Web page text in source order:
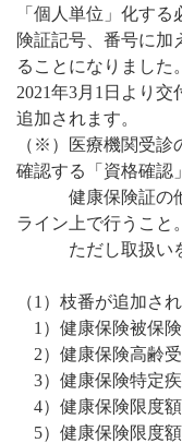
「個人単位」化す
険証記号、番号に加
ることになりました。
2021年3月1日より
追加されます。
（※）医療機関受診
確認する「資格確認
健康保険証の他
ライン上で行うこと。
ただし取扱いを
（1）枝番が追加さ
1）健康保険被保険
2）健康保険高齢
3）健康保険特定
4）健康保険限度
5）健康保険限度